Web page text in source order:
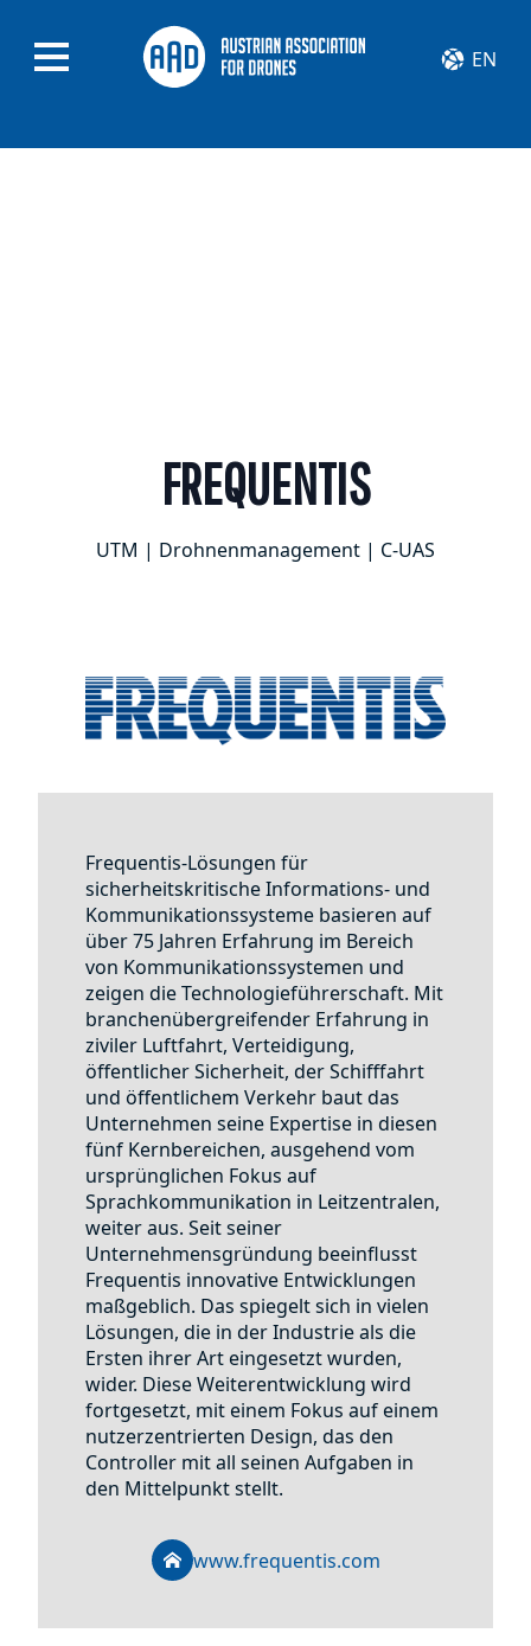
EN
FREQUENTIS
UTM | Drohnenmanagement | C-UAS
Frequentis-Lösungen für
sicherheitskritische Informations- und
Kommunikationssysteme basieren auf
über 75 Jahren Erfahrung im Bereich
von Kommunikationssystemen und
zeigen die Technologieführerschaft. Mit
branchenübergreifender Erfahrung in
ziviler Luftfahrt, Verteidigung,
öffentlicher Sicherheit, der Schifffahrt
und öffentlichem Verkehr baut das
Unternehmen seine Expertise in diesen
fünf Kernbereichen, ausgehend vom
ursprünglichen Fokus auf
Sprachkommunikation in Leitzentralen,
weiter aus. Seit seiner
Unternehmensgründung beeinflusst
Frequentis innovative Entwicklungen
maßgeblich. Das spiegelt sich in vielen
Lösungen, die in der Industrie als die
Ersten ihrer Art eingesetzt wurden,
wider. Diese Weiterentwicklung wird
fortgesetzt, mit einem Fokus auf einem
nutzerzentrierten Design, das den
Controller mit all seinen Aufgaben in
den Mittelpunkt stellt.
www.frequentis.com